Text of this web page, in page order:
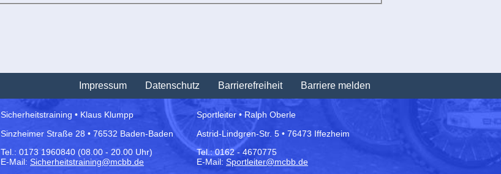
Impressum Datenschutz Barrierefreiheit Barriere melden
Sicherheitstraining • Klaus Klumpp
Sinzheimer Straße 28 • 76532 Baden-Baden
Tel.: 0173 1960840 (08.00 - 20.00 Uhr)
E-Mail: Sicherheitstraining@mcbb.de
Sportleiter • Ralph Oberle
Astrid-Lindgren-Str. 5 • 76473 Iffezheim
Tel.: 0162 - 4670775
E-Mail: Sportleiter@mcbb.de